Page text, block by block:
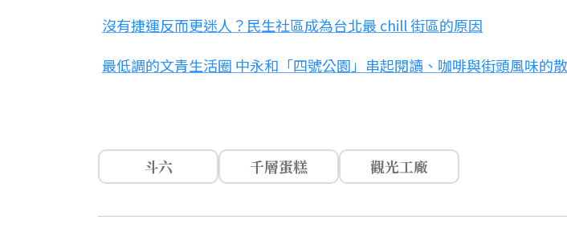
沒有捷運反而更迷人？民生社區成為台北最 chill 街區的原因
最低調的文青生活圈 中永和「四號公園」串起閱讀、咖啡與街頭風味的
斗六 千層蛋糕 觀光工廠